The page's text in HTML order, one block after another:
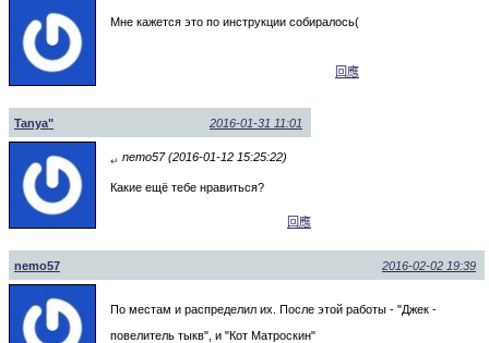
Мне кажется это по инструкции собиралось(
回應
Tanya" 2016-01-31 11:01
↵ nemo57 (2016-01-12 15:25:22)
Какие ещё тебе нравиться?
回應
nemo57 2016-02-02 19:39
По местам и распределил их. После этой работы - "Джек -
повелитель тыкв", и "Кот Матроскин"